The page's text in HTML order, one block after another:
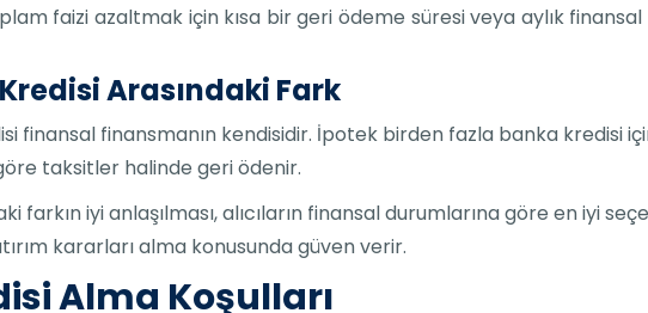
faizi azaltmak için kısa bir geri ödeme süresi veya aylık
Arasındaki Fark
finansal finansmanın kendisidir. İpotek birden fazla banka kredisi
taksitler halinde geri ödenir.
iyi anlaşılması, alıcıların finansal durumlarına göre en iyi
kararları alma konusunda güven verir.
Alma Koşulları